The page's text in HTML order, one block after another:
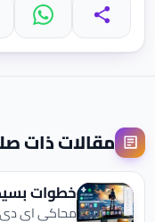
مشاركة واتساب
مقالات ذات
خطوات
بلاير مجانا
محاكي اي دي